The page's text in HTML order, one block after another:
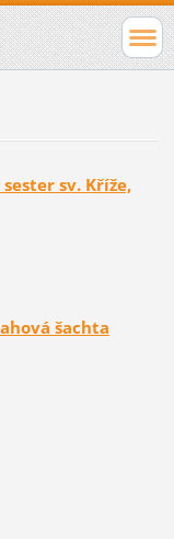
sv. Kříže,
šachta